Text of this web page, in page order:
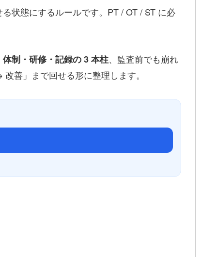
状態にするルールです。PT / OT / ST に必
体制・研修・記録の 3 本柱、監査前でも崩れ
善」まで回せる形に整理します。